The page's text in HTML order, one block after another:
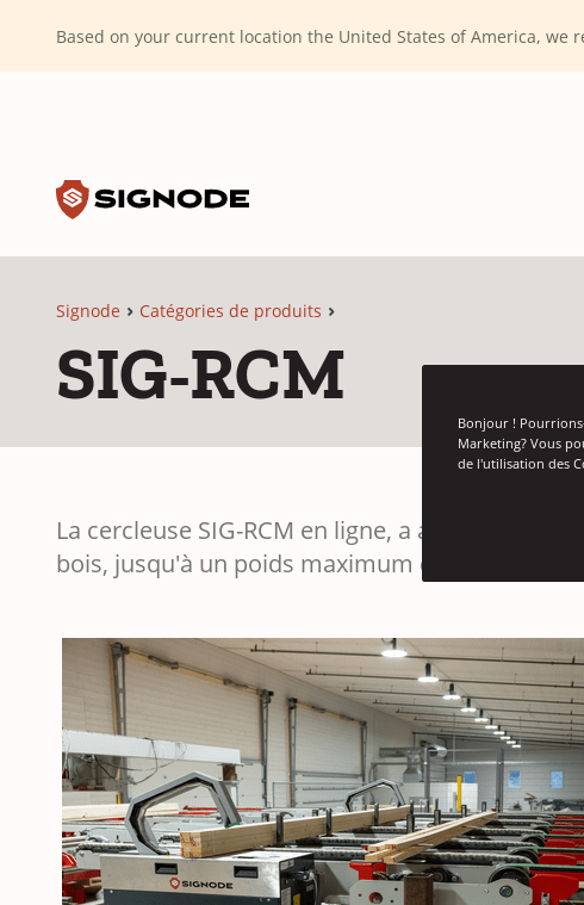
Based on your current location the United States of America,
Signode Catégories de produits
SIG-RCM
La cercleuse SIG-RCM en ligne, a arche
bois, jusqu'à un poids maximum de 35 kg.
Bonjour !
Marketing? Vous
de l'utilisation des